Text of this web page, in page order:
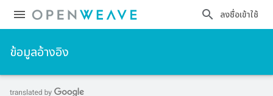
ลงชื่อเข้าใช้
ข้อมูลอ้างอิง